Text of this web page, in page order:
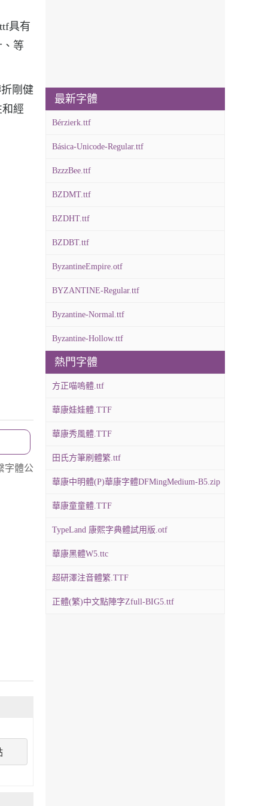
具有
等
剛健
經
字體公
最新字體
Bérzierk.ttf
Básica-Unicode-Regular.ttf
BzzzBee.ttf
BZDMT.ttf
BZDHT.ttf
BZDBT.ttf
ByzantineEmpire.otf
BYZANTINE-Regular.ttf
Byzantine-Normal.ttf
Byzantine-Hollow.ttf
熱門字體
方正喵嗚體.ttf
華康娃娃體.TTF
華康秀風體.TTF
田氏方筆刷體繁.ttf
華康中明體(P)華康字體DFMingMedium-B5.zip
華康童童體.TTF
TypeLand 康熙字典體試用版.otf
華康黑體W5.ttc
超研澤注音體繁.TTF
正體(繁)中文點陣字Zfull-BIG5.ttf